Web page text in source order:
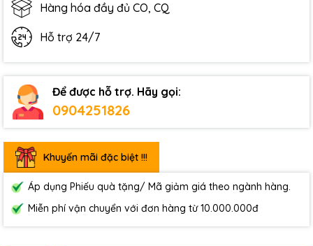
Hàng hóa đầy đủ CO, CQ
Hỗ trợ 24/7
Để được hỗ trợ. Hãy gọi:
0904251826
Khuyến mãi đặc biệt !!!
Áp dụng Phiếu quà tặng/ Mã giảm giá theo ngành hàng.
Miễn phí vận chuyển với đơn hàng từ 10.000.000đ